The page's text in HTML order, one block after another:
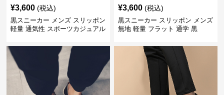
¥3,600 (税込)
黒スニーカー メンズ スリッポン
軽量 通気性 スポーツカジュアル
¥3,600 (税込)
黒スニーカー スリッポン メンズ
無地 軽量 フラット 通学 黒